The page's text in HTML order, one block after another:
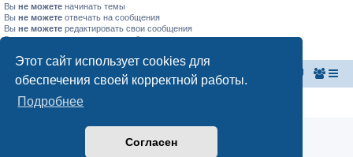
Этот сайт использует cookies для
обеспечения своей корректной работы.
Подробнее
Согласен
Вы не можете начинать темы
Вы не можете отвечать на сообщения
Вы не можете редактировать свои сообщения
Выне можетеудалять свои сообщения
Главная страница Список форумов